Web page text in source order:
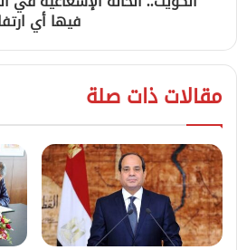
فيها أي
مقالات ذات صلة